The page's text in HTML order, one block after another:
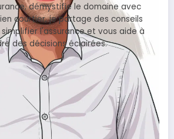
démystifie le domaine avec
courtier, je partage des conseils
l'assurance et vous aide à
des décisions éclairées.